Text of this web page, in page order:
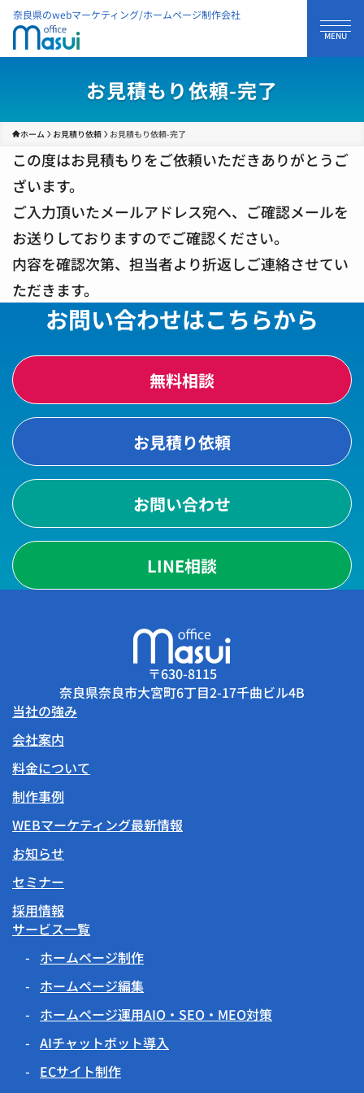
奈良県のwebマーケティング/ホームページ制作会社
お見積もり依頼-完了
ホーム お見積り依頼 お見積もり依頼-完了
この度はお見積もりをご依頼いただきありがとうご
ざいます。
ご入力頂いたメールアドレス宛へ、ご確認メールを
お送りしておりますのでご確認ください。
内容を確認次第、担当者より折返しご連絡させてい
ただきます。
お問い合わせはこちらから
無料相談
お見積り依頼
お問い合わせ
LINE相談
〒630-8115
奈良県奈良市大宮町6丁目2-17千曲ビル4B
当社の強み
会社案内
料金について
制作事例
WEBマーケティング最新情報
お知らせ
セミナー
採用情報
サービス一覧
ホームページ制作
ホームページ編集
ホームページ運用AIO・SEO・MEO対策
AIチャットボット導入
ECサイト制作